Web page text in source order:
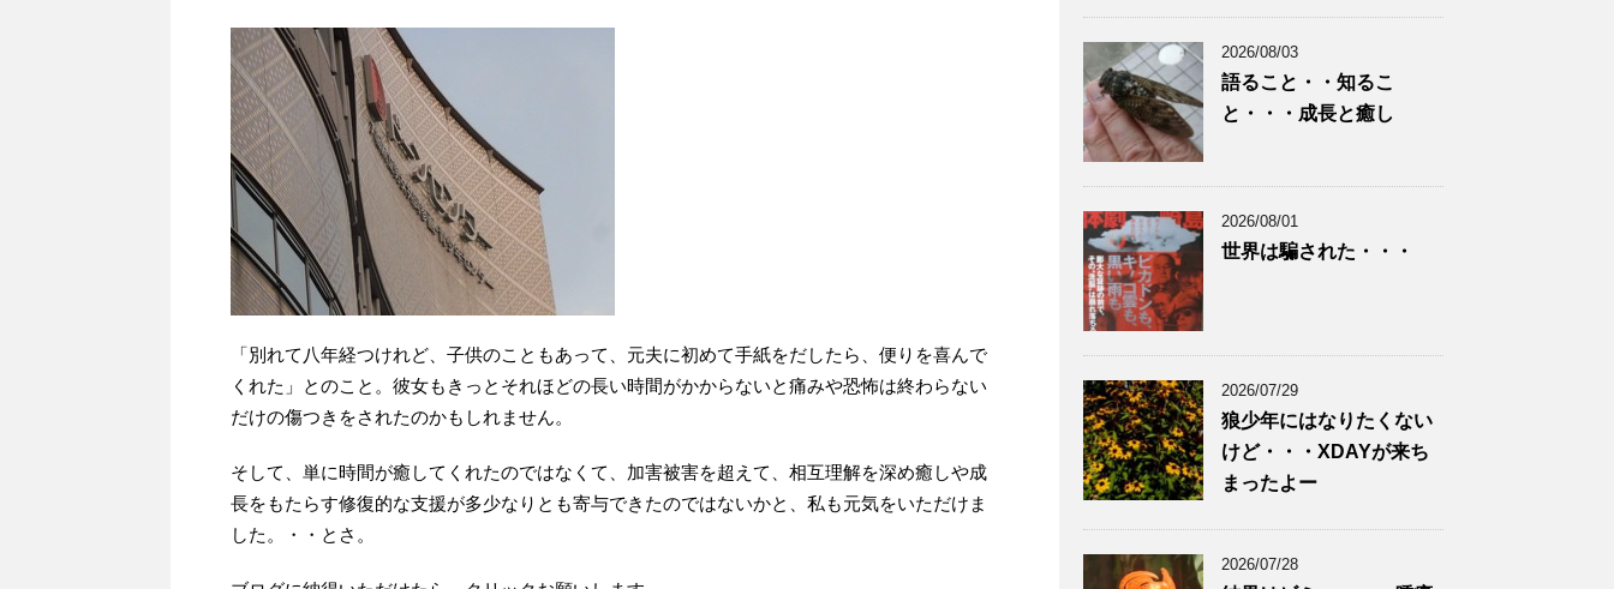
「別れて八年経つけれど、子供のこともあって、元夫に初めて手紙をだしたら、便りを喜んで
くれた」とのこと。彼女もきっとそれほどの長い時間がかからないと痛みや恐怖は終わらない
だけの傷つきをされたのかもしれません。
そして、単に時間が癒してくれたのではなくて、加害被害を超えて、相互理解を深め癒しや成
長をもたらす修復的な支援が多少なりとも寄与できたのではないかと、私も元気をいただけま
した。・・とさ。
2026/08/03
語ること・・知るこ
と・・・成長と癒し
2026/08/01
世界は騙された・・・
2026/07/29
狼少年にはなりたくない
けど・・・XDAYが来ち
まったよー
2026/07/28